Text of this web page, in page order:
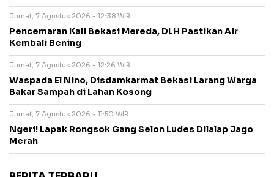
Jumat, 7 Agustus 2026 - 12:38 WIB
Pencemaran Kali Bekasi Mereda, DLH Pastikan Air
Kembali Bening
Jumat, 7 Agustus 2026 - 12:26 WIB
Waspada El Nino, Disdamkarmat Bekasi Larang Warga
Bakar Sampah di Lahan Kosong
Jumat, 7 Agustus 2026 - 11:50 WIB
Ngeri! Lapak Rongsok Gang Selon Ludes Dilalap Jago
Merah